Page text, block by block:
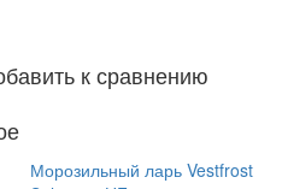
к сравнению
Морозильный ларь Vestfrost